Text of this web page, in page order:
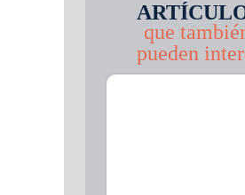
que
pueden